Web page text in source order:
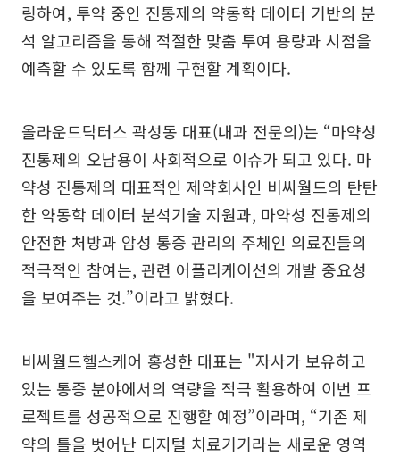
링하여, 투약 중인 진통제의 약동학 데이터 기반의 분
석 알고리즘을 통해 적절한 맞춤 투여 용량과 시점을
예측할 수 있도록 함께 구현할 계획이다.
올라운드닥터스 곽성동 대표(내과 전문의)는 “마약성
진통제의 오남용이 사회적으로 이슈가 되고 있다. 마
약성 진통제의 대표적인 제약회사인 비씨월드의 탄탄
한 약동학 데이터 분석기술 지원과, 마약성 진통제의
안전한 처방과 암성 통증 관리의 주체인 의료진들의
적극적인 참여는, 관련 어플리케이션의 개발 중요성
을 보여주는 것.”이라고 밝혔다.
비씨월드헬스케어 홍성한 대표는 "자사가 보유하고
있는 통증 분야에서의 역량을 적극 활용하여 이번 프
로젝트를 성공적으로 진행할 예정”이라며, “기존 제
약의 틀을 벗어난 디지털 치료기기라는 새로운 영역